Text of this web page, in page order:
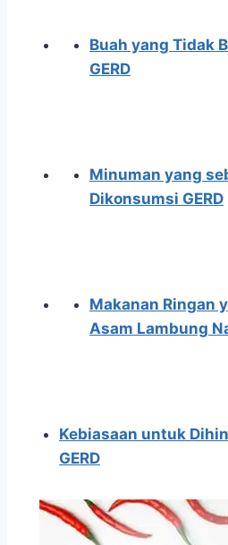
Buah yang Tidak
GERD
Minuman yang
Dikonsumsi GERD
Makanan Ringan
Asam Lambung
Kebiasaan untuk
GERD